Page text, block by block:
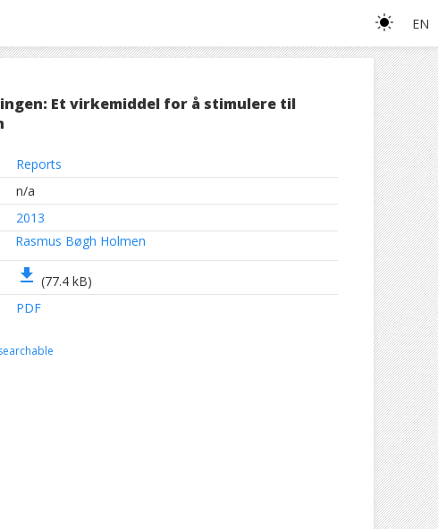
EN
Et virkemiddel for å stimulere til
Reports
n/a
2013
Rasmus Bøgh Holmen
file_download (77.4 kB)
PDF